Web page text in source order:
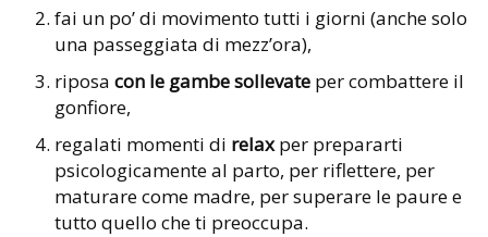
fai un po’ di movimento tutti i giorni (anche solo
una passeggiata di mezz’ora),
riposa con le gambe sollevate per combattere il
gonfiore,
regalati momenti di relaxper prepararti
psicologicamente al parto, per riflettere, per
maturare come madre, per superare le paure e
tutto quello che ti preoccupa.